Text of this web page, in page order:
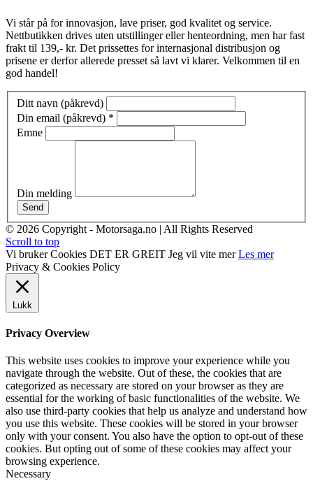
Vi står på for innovasjon, lave priser, god kvalitet og service.
Nettbutikken drives uten utstillinger eller henteordning, men har fast
frakt til 139,- kr. Det prissettes for internasjonal distribusjon og
prisene er derfor allerede presset så lavt vi klarer. Velkommen til en
god handel!
Ditt navn (påkrevd)
Din email (påkrevd) *
Emne
Din melding
Send
© 2026 Copyright - Motorsaga.no | All Rights Reserved
Scroll to top
Vi bruker Cookies DET ER GREIT Jeg vil vite mer Les mer
Privacy & Cookies Policy
Lukk
Privacy Overview
This website uses cookies to improve your experience while you
navigate through the website. Out of these, the cookies that are
categorized as necessary are stored on your browser as they are
essential for the working of basic functionalities of the website. We
also use third-party cookies that help us analyze and understand how
you use this website. These cookies will be stored in your browser
only with your consent. You also have the option to opt-out of these
cookies. But opting out of some of these cookies may affect your
browsing experience.
Necessary